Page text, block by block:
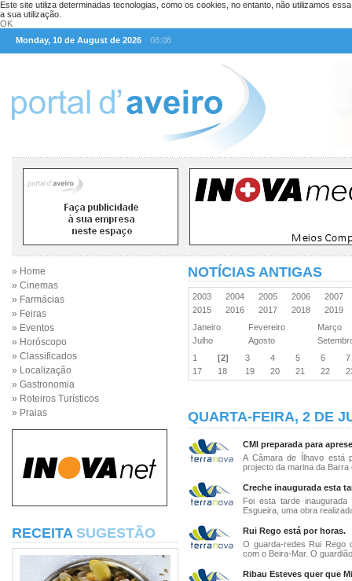
Este site utiliza determinadas tecnologias, como os cookies, no entanto, não utilizamos
a sua utilização.
OK
Monday, 10 de August de 2026
08:08
» Home
» Cinemas
» Farmácias
» Feiras
» Eventos
» Horóscopo
» Classificados
» Localização
» Gastronomia
» Roteiros Turísticos
» Praias
RECEITA SUGESTÃO
NOTÍCIAS ANTIGAS
2003 2004 2005 2006
2007
2015
2016 2017 2018
2019
Janeiro
Fevereiro
Março
Julho
Agosto
1
[2] 3 4 5 6
17
18 19 20 21 22
QUARTA-FEIRA, 2 DE
CMI preparada para
A Câmara de Ílhavo está
projecto da marina da Barra
Creche inaugurada esta
Foi esta tarde
Esgueira, uma obra
Rui Rego está por horas.
O guarda-redes Rui Rego
com o Beira-Mar. O
Ribau Esteves quer que